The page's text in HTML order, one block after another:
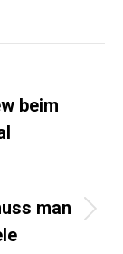
beim
man